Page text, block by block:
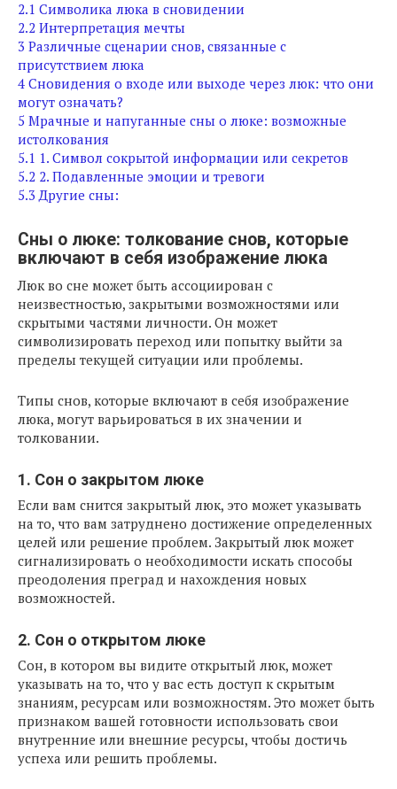
2.1 Символика люка в сновидении
2.2 Интерпретация мечты
3 Различные сценарии снов, связанные с
присутствием люка
4 Сновидения о входе или выходе через люк: что они
могут означать?
5 Мрачные и напуганные сны о люке: возможные
истолкования
5.1 1. Символ сокрытой информации или секретов
5.2 2. Подавленные эмоции и тревоги
5.3 Другие сны:
Сны о люке: толкование снов, которые
включают в себя изображение люка
Люк во сне может быть ассоциирован с
неизвестностью, закрытыми возможностями или
скрытыми частями личности. Он может
символизировать переход или попытку выйти за
пределы текущей ситуации или проблемы.
Типы снов, которые включают в себя изображение
люка, могут варьироваться в их значении и
толковании.
1. Сон о закрытом люке
Если вам снится закрытый люк, это может указывать
на то, что вам затруднено достижение определенных
целей или решение проблем. Закрытый люк может
сигнализировать о необходимости искать способы
преодоления преград и нахождения новых
возможностей.
2. Сон о открытом люке
Сон, в котором вы видите открытый люк, может
указывать на то, что у вас есть доступ к скрытым
знаниям, ресурсам или возможностям. Это может быть
признаком вашей готовности использовать свои
внутренние или внешние ресурсы, чтобы достичь
успеха или решить проблемы.